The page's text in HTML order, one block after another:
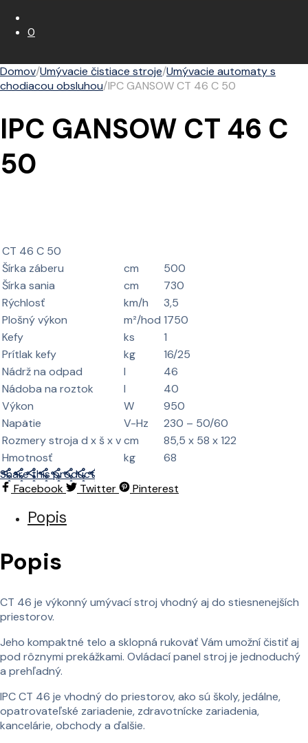
0
Domov/Umývacie čistiace stroje/Umývacie automaty s
chodiacou obsluhou/IPC GANSOW CT 46 C 50
IPC GANSOW CT 46 C
50
CT 46 C 50
Šírka záberu
cm
500
Šírka sania
cm
730
Rýchlosť
km/h
3,5
Plošný výkon
m²/hod 1750
Kefy
ks
1
Prítlak kefy
kg
16/25
Nádrž na odpad
l
46
Nádoba na roztok
l
40
Výkon
W
950
Napätie
V-Hz
230 – 50/60
Rozmery stroja d x š x vcm
85,5 x 58 x 122
Hmotnosť
kg
68
Share this product
Facebook
Twitter Pinterest
Popis
Popis
CT 46 je výkonný umývací stroj vhodný aj do stiesnenejších
priestorov.
Jeho kompaktné telo a sklopná rukoväť Vám umožní čistiť aj
pod rôznymi prekážkami. Ovládací panel stroj je jednoduchý
a prehľadný.
IPC CT 46 je vhodný do priestorov, ako sú školy, jedálne,
opatrovateľské zariadenie, zdravotnícke zariadenia,
kancelárie, obchody a ďalšie.